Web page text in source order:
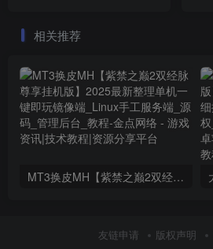
权后台_详细搭建教程
相关推荐
MT3换皮MH【紫禁之巅2双经脉尊享挂机版】2025最新整理单机一键即玩镜像端_Linux手工服务端_源码_管理后台_教程
友链申请 版权声明